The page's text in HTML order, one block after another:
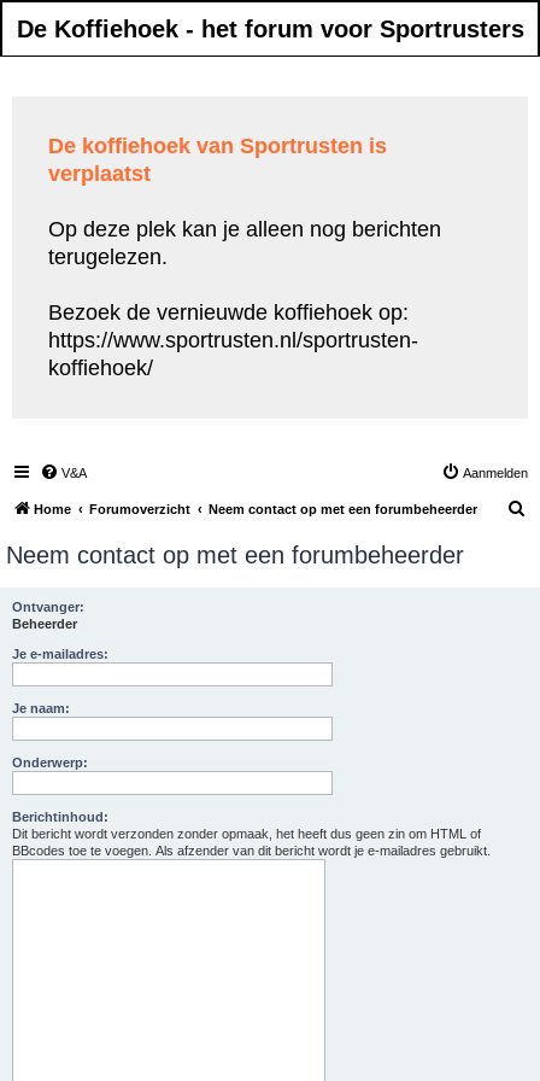
De Koffiehoek - het forum voor Sportrusters
De koffiehoek van Sportrusten is
verplaatst
Op deze plek kan je alleen nog berichten
terugelezen.
Bezoek de vernieuwde koffiehoek op:
https://www.sportrusten.nl/sportrusten-
koffiehoek/
V&A Aanmelden
Home Forumoverzicht Neem contact op met een forumbeheerder
Neem contact op met een forumbeheerder
Ontvanger:
Beheerder
Je e-mailadres:
Je naam:
Onderwerp:
Berichtinhoud:
Dit bericht wordt verzonden zonder opmaak, het heeft dus geen zin om HTML of
BBcodes toe te voegen. Als afzender van dit bericht wordt je e-mailadres gebruikt.